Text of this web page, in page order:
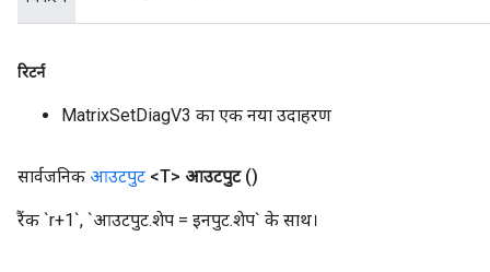
रिटर्न
MatrixSetDiagV3 का एक नया उदाहरण
सार्वजनिक आउटपुट <T> आउटपुट ()
रैंक `r+1`, `आउटपुट.शेप = इनपुट.शेप` के साथ।